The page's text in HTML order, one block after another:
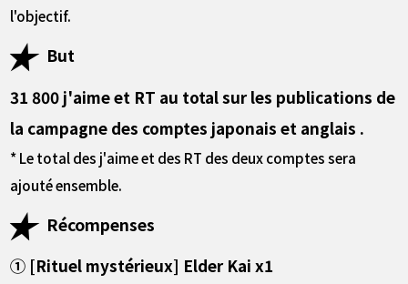
l'objectif.
But
31 800 j'aime et RT au total sur les publications de
la campagne des comptes japonais et anglais .
* Le total des j'aime et des RT des deux comptes sera
ajouté ensemble.
Récompenses
① [Rituel mystérieux] Elder Kai x1